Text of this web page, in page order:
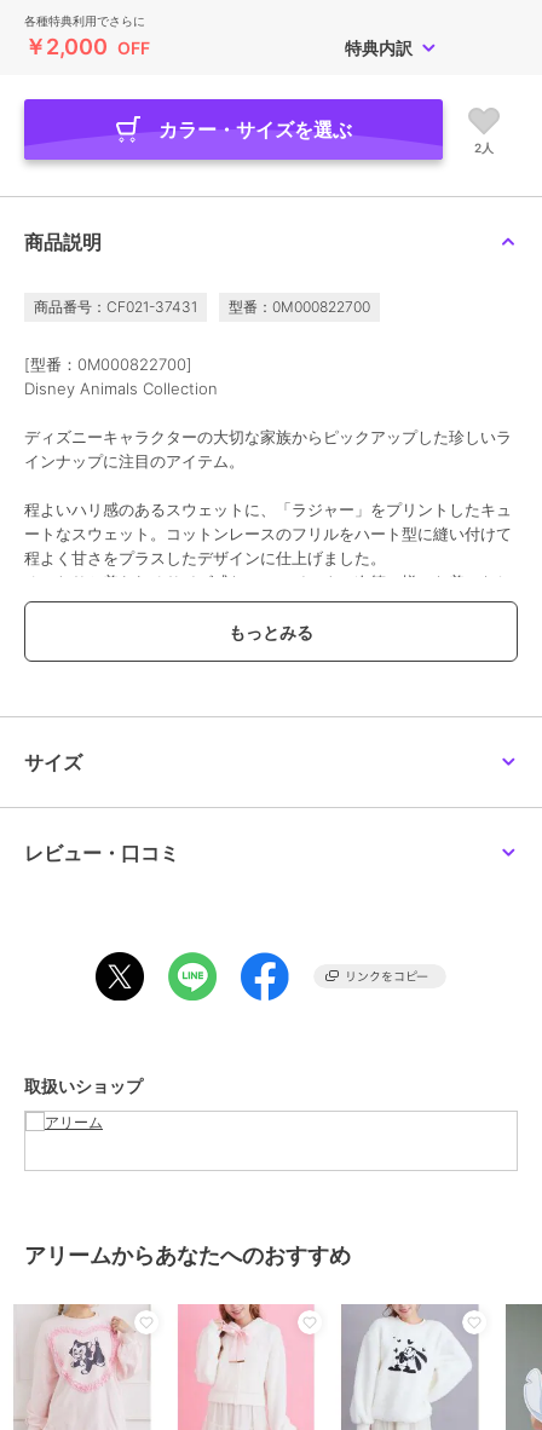
各種特典利用でさらに
￥2,000 OFF 特典内訳
カラー・サイズを選ぶ
2人
商品説明
商品番号：CF021-37431 型番：0M000822700
[型番：0M000822700]
Disney Animals Collection
ディズニーキャラクターの大切な家族からピックアップした珍しいラ
インナップに注目のアイテム。
程よいハリ感のあるスウェットに、「ラジャー」をプリントしたキュ
ートなスウェット。コットンレースのフリルをハート型に縫い付けて
程よく甘さをプラスしたデザインに仕上げました。
ゆったりと着られるサイズ感なので、インナー次第で様々な着こなし
が叶う一枚です。
【素材】
ネットを使用し、単品洗いにて手洗いがおすすめです。
光沢感[なし]
※モデル着用画像は、光の当たり具合で色味が違って見える場合がご
ざいます。
ブランド
性別タイプ
レディース
ナー
カラー ライトグリーン
サイズ Ｆ
素材
本体 綿 85% ﾎ゜ﾘｴｽﾃﾙ 15% ﾘﾌ゛部
サイズ
レビュー・口コミ
取扱いショップ
アリームからあなたへのおすすめ